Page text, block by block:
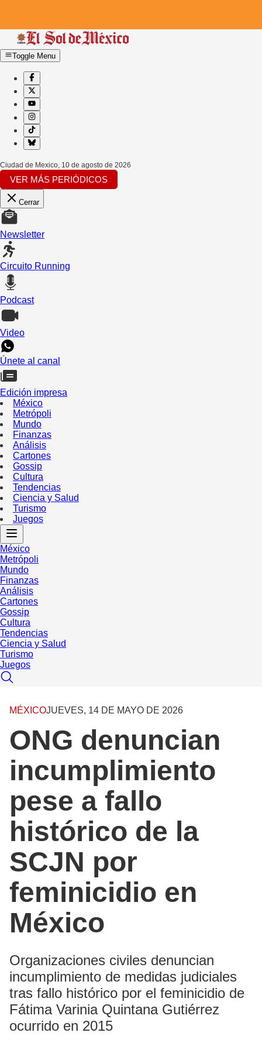
Toggle Menu
Ciudad de Mexico, 10 de agosto de 2026
VER MÁS PERIÓDICOS
Cerrar
Newsletter
Circuito Running
Podcast
Video
Únete al canal
Edición impresa
México
Metrópoli
Mundo
Finanzas
Análisis
Cartones
Gossip
Cultura
Tendencias
Ciencia y Salud
Turismo
Juegos
México
Metrópoli
Mundo
Finanzas
Análisis
Cartones
Gossip
Cultura
Tendencias
Ciencia y Salud
Turismo
Juegos
MÉXICOJUEVES, 14 DE MAYO DE 2026
ONG denuncian
incumplimiento
pese a fallo
histórico de la
SCJN por
feminicidio en
México
Organizaciones civiles denuncian
incumplimiento de medidas judiciales
tras fallo histórico por el feminicidio de
Fátima Varinia Quintana Gutiérrez
ocurrido en 2015